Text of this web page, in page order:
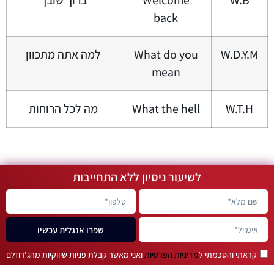
back
W.D.Y.M
What do you
mean
למה אתה מתכוון
W.T.H
What the hell מה לכל הרוחות
לשיעור ניסיון ללא התחייבות
קראתי והסכמתי למדיניות הפרטיותואני מאשר קבלת פניות שיווקיות מהג'רוזלם
שפרו אנגלית עכשיו